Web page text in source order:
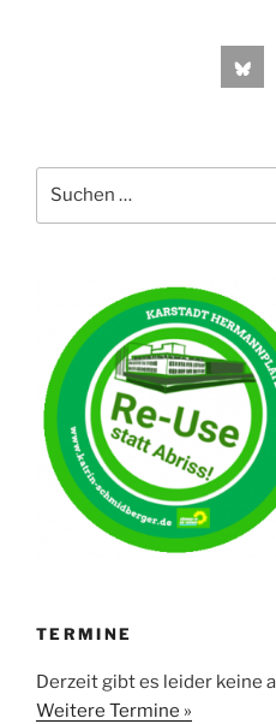
nach:
TERMINE
Derzeit gibt es leider keine
Weitere Termine »